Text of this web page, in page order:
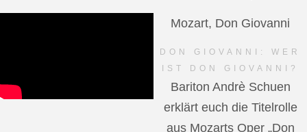
Mozart, Don Giovanni
DON GIOVANNI: WER
IST DON GIOVANNI?
Bariton Andrè Schuen
erklärt euch die Titelrolle
aus Mozarts Oper „Don